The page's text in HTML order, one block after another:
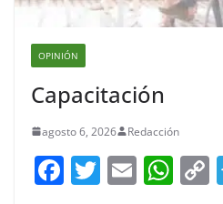
OPINIÓN
Capacitación
agosto 6, 2026 Redacción
F T E W